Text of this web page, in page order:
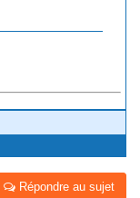
Répondre au sujet